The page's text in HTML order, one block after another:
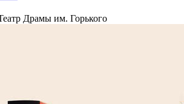
Драмы им. Горького